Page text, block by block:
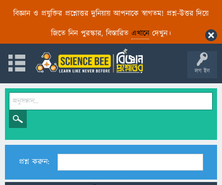
বিজ্ঞান ও প্রযুক্তির প্রশ্নোত্তর দুনিয়ায় আপনাকে স্বাগতম! প্রশ্ন-উত্তর দিয়ে
জিতে নিন পুরস্কার, বিস্তারিত এখানেদেখুন।
লগ ইন
প্রশ্ন করুন: